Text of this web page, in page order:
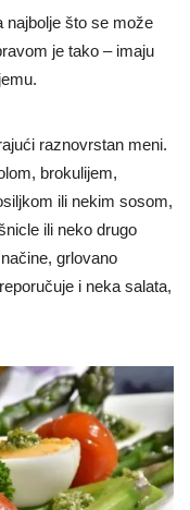
najbolje što se može
je tako – imaju
raznovrstan meni.
brokulijem,
ili nekim sosom,
ili neko drugo
grlovano
i neka salata,